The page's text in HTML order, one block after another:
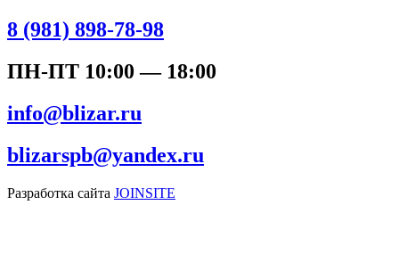
8 (981) 898-78-98
ПН-ПТ 10:00 — 18:00
info@blizar.ru
blizarspb@yandex.ru
Разработка сайта JOINSITE